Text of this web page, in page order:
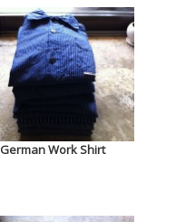
German Work Shirt